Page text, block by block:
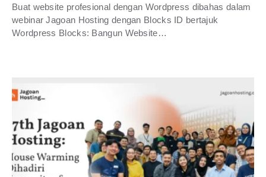
Buat website profesional dengan Wordpress dibahas dalam
webinar Jagoan Hosting dengan Blocks ID bertajuk
Wordpress Blocks: Bangun Website…